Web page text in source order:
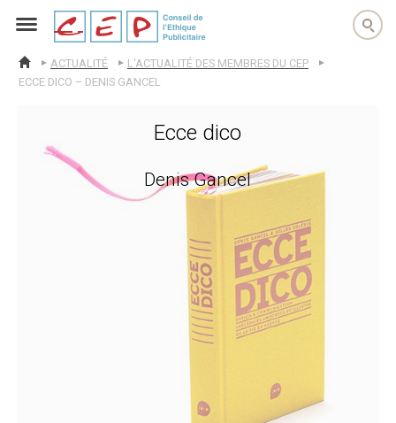
cep
ACCUEIL
ACTUALITÉ
L'ACTUALITÉ DES MEMBRES DU CEP
ECCE DICO – DENIS GANCEL
Ecce dico
Denis Gancel